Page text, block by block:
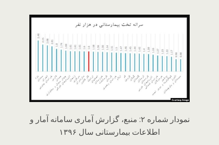
نمودار شماره ۲: منبع، گزارش آماری سامانه آمار و
اطلاعات بیمارستانی سال ۱۳۹۶